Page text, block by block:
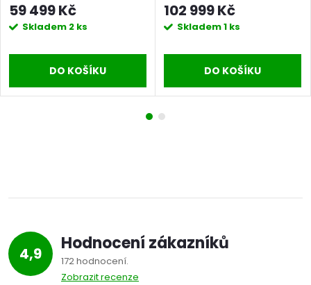
obloukovou střechou
59 499 Kč
Skladem 2 ks
DO KOŠÍKU
obloukovou střechou
102 999 Kč
Skladem1 ks
DO KOŠÍKU
4,9 Hodnocení zákazníků
172 hodnocení
Zobrazit recenze